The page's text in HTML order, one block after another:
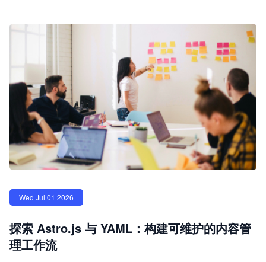
Wed Jul 01 2026
探索 Astro.js 与 YAML：构建可维护的内容管
理工作流